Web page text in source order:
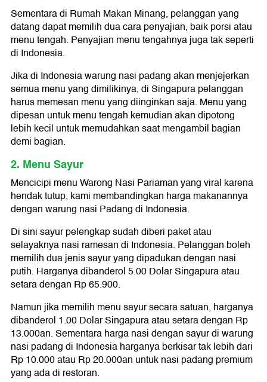
Sementara di Rumah Makan Minang, pelanggan yang
datang dapat memilih dua cara penyajian, baik porsi atau
menu tengah. Penyajian menu tengahnya juga tak seperti
di Indonesia.
Jika di Indonesia warung nasi padang akan menjejerkan
semua menu yang dimilikinya, di Singapura pelanggan
harus memesan menu yang diinginkan saja. Menu yang
dipesan untuk menu tengah kemudian akan dipotong
lebih kecil untuk memudahkan saat mengambil bagian
demi bagian.
2. Menu Sayur
Mencicipi menu Warong Nasi Pariaman yang viral karena
hendak tutup, kami membandingkan harga makanannya
dengan warung nasi Padang di Indonesia.
Di sini sayur pelengkap sudah diberi paket atau
selayaknya nasi ramesan di Indonesia. Pelanggan boleh
memilih dua jenis sayur yang dipadukan dengan nasi
putih. Harganya dibanderol 5.00 Dolar Singapura atau
setara dengan Rp 65.900.
Namun jika memilih menu sayur secara satuan, harganya
dibanderol 1.00 Dolar Singapura atau setara dengan Rp
13.000an. Sementara harga nasi dengan sayur di warung
nasi padang di Indonesia harganya berkisar tak lebih dari
Rp 10.000 atau Rp 20.000an untuk nasi padang premium
yang ada di restoran.